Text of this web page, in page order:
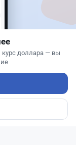
с
курс доллара — вы